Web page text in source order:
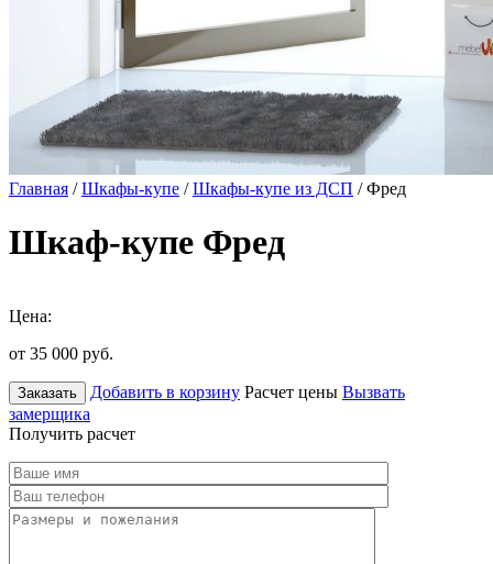
Главная /Шкафы-купе /Шкафы-купе из ДСП / Фред
Шкаф-купе Фред
Цена:
от 35 000 руб.
Заказать Добавить в корзину Расчет цены Вызвать
замерщика
Получить расчет